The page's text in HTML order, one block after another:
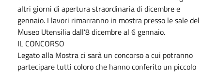
altri giorni di apertura straordinaria di dicembre e
gennaio. I lavori rimarranno in mostra presso le sale del
Museo Utensilia dall’8 dicembre al 6 gennaio.
IL CONCORSO
Legato alla Mostra ci sarà un concorso a cui potranno
partecipare tutti coloro che hanno conferito un piccolo